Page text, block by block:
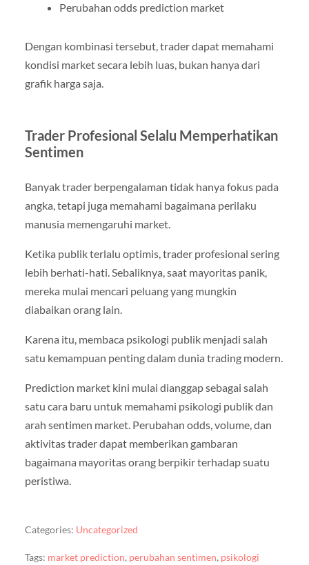
Perubahan odds prediction market
Dengan kombinasi tersebut, trader dapat memahami
kondisi market secara lebih luas, bukan hanya dari
grafik harga saja.
Trader Profesional Selalu Memperhatikan
Sentimen
Banyak trader berpengalaman tidak hanya fokus pada
angka, tetapi juga memahami bagaimana perilaku
manusia memengaruhi market.
Ketika publik terlalu optimis, trader profesional sering
lebih berhati-hati. Sebaliknya, saat mayoritas panik,
mereka mulai mencari peluang yang mungkin
diabaikan orang lain.
Karena itu, membaca psikologi publik menjadi salah
satu kemampuan penting dalam dunia trading modern.
Prediction market kini mulai dianggap sebagai salah
satu cara baru untuk memahami psikologi publik dan
arah sentimen market. Perubahan odds, volume, dan
aktivitas trader dapat memberikan gambaran
bagaimana mayoritas orang berpikir terhadap suatu
peristiwa.
Categories: Uncategorized
Tags: market prediction, perubahan sentimen, psikologi